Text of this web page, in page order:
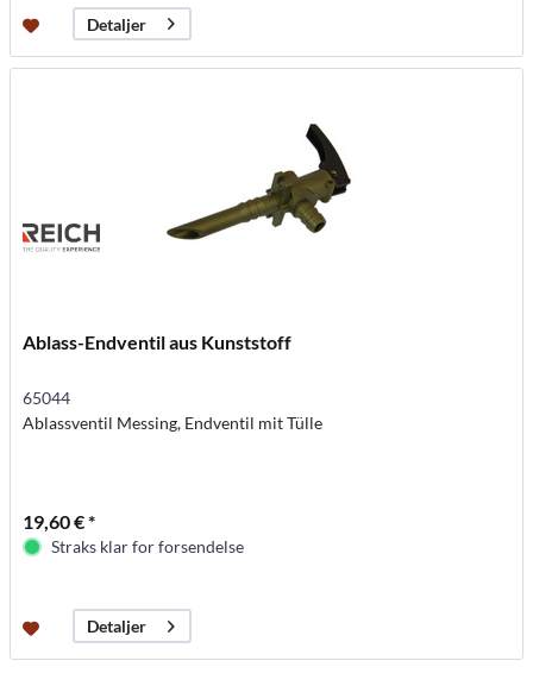
Detaljer
Ablass-Endventil aus Kunststoff
65044
Ablassventil Messing, Endventil mit Tülle
19,60 € *
Straks klar for forsendelse
Detaljer